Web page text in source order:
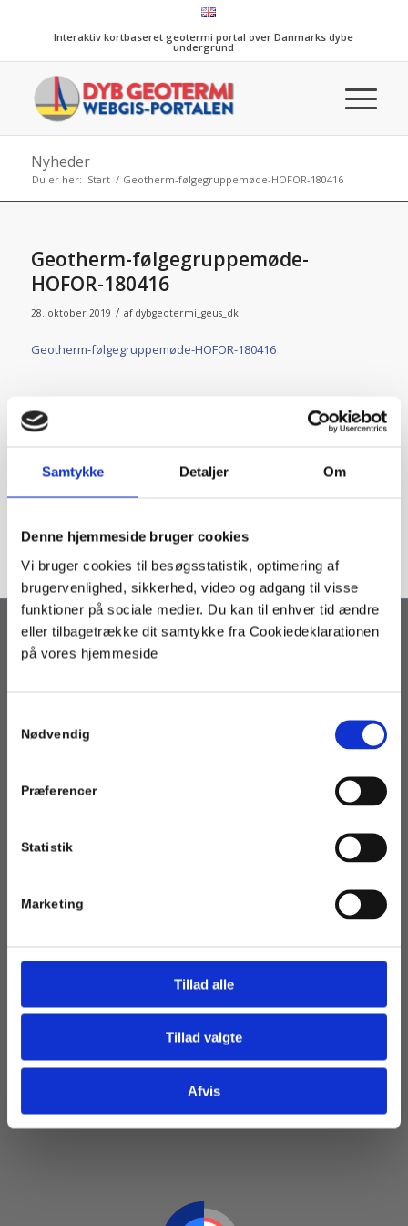
Samtykke Detaljer Om
Denne hjemmeside bruger cookies
Vi bruger cookies til besøgsstatistik, optimering af
brugervenlighed, sikkerhed, video og adgang til visse
funktioner på sociale medier. Du kan til enhver tid ændre
eller tilbagetrække dit samtykke fra Cookiedeklarationen
på vores hjemmeside
Nødvendig
Præferencer
Statistik
Marketing
Tillad alle
Tillad valgte
Afvis
Interaktiv kortbaseret geotermi portal over Danmarks dybe
undergrund
Nyheder
Du er her: Start / Geotherm-følgegruppemøde-HOFOR-180416
Geotherm-følgegruppemøde-
HOFOR-180416
28. oktober 2019 / af dybgeotermi_geus_dk
Geotherm-følgegruppemøde-HOFOR-180416
OM PORTALEN
kommuner og andre med interesse i etablering af geotermisk
varmeforsyning.
BRUGERBETINGELSER
GEUS' hjemmesider. Ved brug accepterer du de betingelser og
inden data benyttes